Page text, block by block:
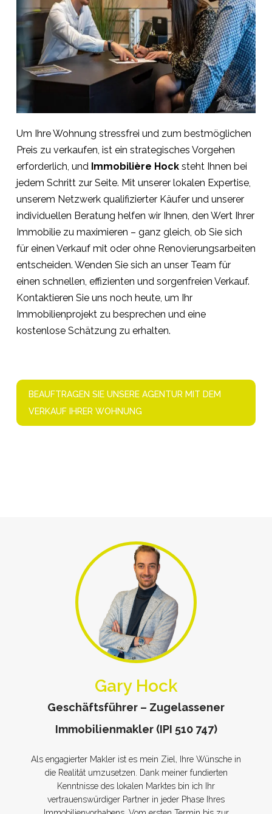
Um Ihre Wohnung stressfrei und zum bestmöglichen
Preis zu verkaufen, ist ein strategisches Vorgehen
erforderlich, und Immobilière Hocksteht Ihnen bei
jedem Schritt zur Seite. Mit unserer lokalen Expertise,
unserem Netzwerk qualifizierter Käufer und unserer
individuellen Beratung helfen wir Ihnen, den Wert Ihrer
Immobilie zu maximieren – ganz gleich, ob Sie sich
für einen Verkauf mit oder ohne Renovierungsarbeiten
entscheiden. Wenden Sie sich an unser Team für
einen schnellen, effizienten und sorgenfreien Verkauf.
Kontaktieren Sie uns noch heute, um Ihr
Immobilienprojekt zu besprechen und eine
kostenlose Schätzung zu erhalten.
BEAUFTRAGEN SIE UNSERE AGENTUR MIT DEM
VERKAUF IHRER WOHNUNG
Gary Hock
Geschäftsführer – Zugelassener
Immobilienmakler (IPI 510 747)
Als engagierter Makler ist es mein Ziel, Ihre Wünsche in
die Realität umzusetzen. Dank meiner fundierten
Kenntnisse des lokalen Marktes bin ich Ihr
vertrauenswürdiger Partner in jeder Phase Ihres